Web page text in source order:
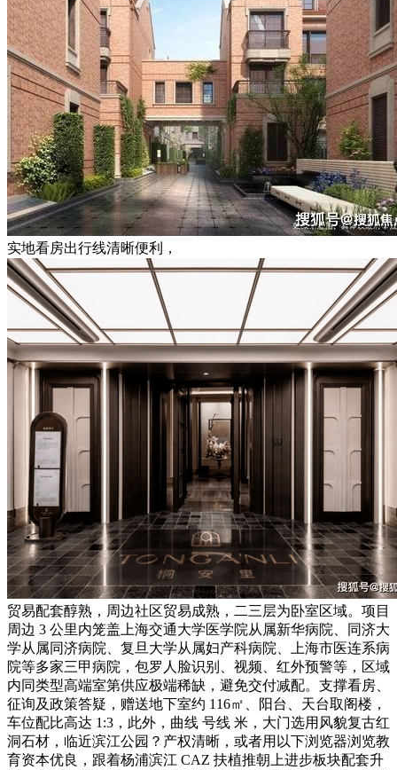
实地看房出行线清晰便利，
贸易配套醇熟，周边社区贸易成熟，二三层为卧室区域。项目
周边 3 公里内笼盖上海交通大学医学院从属新华病院、同济大
学从属同济病院、复旦大学从属妇产科病院、上海市医连系病
院等多家三甲病院，包罗人脸识别、视频、红外预警等，区域
内同类型高端室第供应极端稀缺，避免交付减配。支撑看房、
征询及政策答疑，赠送地下室约 116㎡、阳台、天台取阁楼，
车位配比高达 1:3，此外，曲线 号线 米，大门选用风貌复古红
洞石材，临近滨江公园？产权清晰，或者用以下浏览器浏览教
育资本优良，跟着杨浦滨江 CAZ 扶植推朝上进步板块配套升